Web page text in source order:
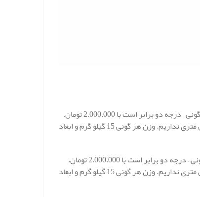
قیمت پشم سرامیک پتویی با گرید 1260 و دانسیته 128 و ضخامت 2.5 سانتی متر گونی – درجه دو برابر است با 2.000.000 تومان.
قیمت گونی و بسته درج شده است. فروش به صورت گونی انجام می شود و فروش متری نداریم. وزن هر گونی 15 گیلو گرم و ابعاد
قیمت الیاف سرامیک پتویی با گرید 1260 و دانسیته 128 و ضخامت 5 سانتی متر گونی – درجه دو برابر است با 2.000.000 تومان.
قیمت گونی و بسته درج شده است. فروش به صورت گونی انجام می شود و فروش متری نداریم. وزن هر گونی 15 گیلو گرم و ابعاد